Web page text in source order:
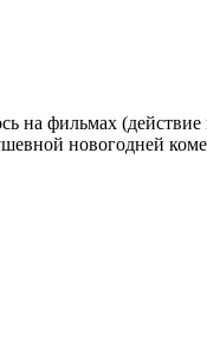
на фильмах (действие
новогодней